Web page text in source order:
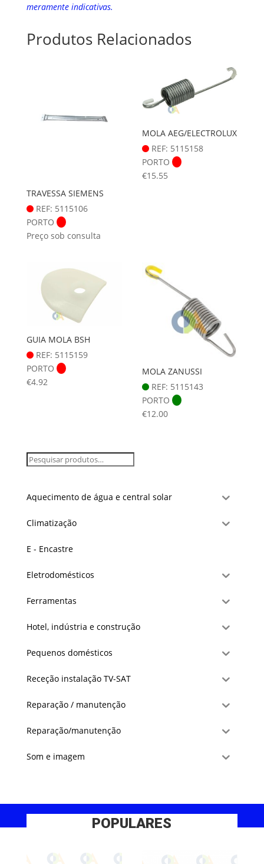
meramente indicativas.
Produtos Relacionados
TRAVESSA SIEMENS
REF: 5115106
PORTO
Preço sob consulta
MOLA AEG/ELECTROLUX
REF: 5115158
PORTO
€15.55
GUIA MOLA BSH
REF: 5115159
PORTO
€4.92
MOLA ZANUSSI
REF: 5115143
PORTO
€12.00
Aquecimento de água e central solar
Climatização
E - Encastre
Eletrodomésticos
Ferramentas
Hotel, indústria e construção
Pequenos domésticos
Receção instalação TV-SAT
Reparação / manutenção
Reparação/manutenção
Som e imagem
POPULARES